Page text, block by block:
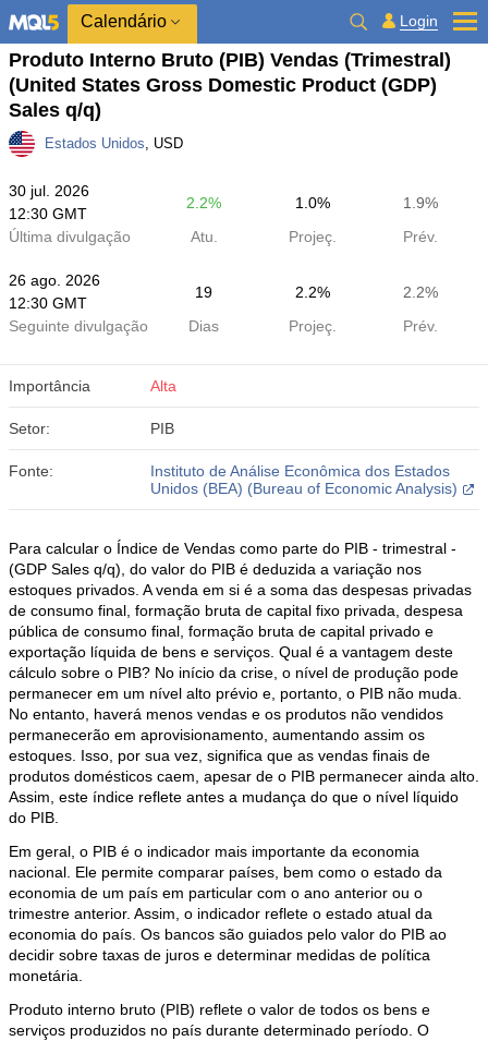
Calendário Login
Produto Interno Bruto (PIB) Vendas (Trimestral)
(United States Gross Domestic Product (GDP)
Sales q/q)
Estados Unidos, USD
30 jul. 2026
12:30 GMT
2.2% 1.0%
1.9%
Última divulgação
Atu. Projeç. Prév.
26 ago. 2026
12:30 GMT
19 2.2%
2.2%
Seguinte divulgação
Dias Projeç. Prév.
Importância Alta
Setor: PIB
Fonte:
Instituto de Análise Econômica dos Estados
Unidos (BEA) (Bureau of Economic Analysis)
Para calcular o Índice de Vendas como parte do PIB - trimestral -
(GDP Sales q/q), do valor do PIB é deduzida a variação nos
estoques privados. A venda em si é a soma das despesas privadas
de consumo final, formação bruta de capital fixo privada, despesa
pública de consumo final, formação bruta de capital privado e
exportação líquida de bens e serviços. Qual é a vantagem deste
cálculo sobre o PIB? No início da crise, o nível de produção pode
permanecer em um nível alto prévio e, portanto, o PIB não muda.
No entanto, haverá menos vendas e os produtos não vendidos
permanecerão em aprovisionamento, aumentando assim os
estoques. Isso, por sua vez, significa que as vendas finais de
produtos domésticos caem, apesar de o PIB permanecer ainda alto.
Assim, este índice reflete antes a mudança do que o nível líquido
do PIB.
Em geral, o PIB é o indicador mais importante da economia
nacional. Ele permite comparar países, bem como o estado da
economia de um país em particular com o ano anterior ou o
trimestre anterior. Assim, o indicador reflete o estado atual da
economia do país. Os bancos são guiados pelo valor do PIB ao
decidir sobre taxas de juros e determinar medidas de política
monetária.
Produto interno bruto (PIB) reflete o valor de todos os bens e
serviços produzidos no país durante determinado período. O